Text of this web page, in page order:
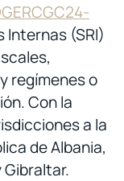
Internas (SRI)
regímenes o
Con la
a la
de Albania,
Gibraltar.